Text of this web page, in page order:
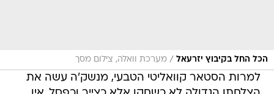
הכל החל בקיבוץ יזרעאל / מערכת וואלה, צילום מסך
למרות הסטאר קוואליטי הטבעי, מנשק'ה עשה את